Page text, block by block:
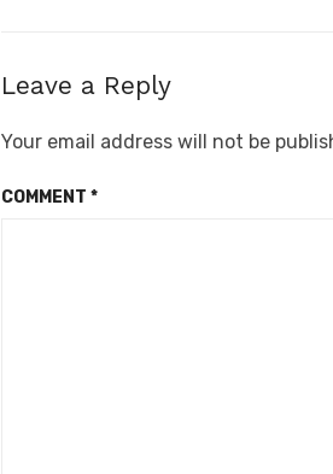
Leave a Reply
Your email address will not be
COMMENT *